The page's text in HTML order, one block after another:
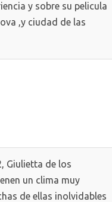
y sobre su pelicula
,y ciudad de las
Giulietta de los
un clima muy
de ellas inolvidables